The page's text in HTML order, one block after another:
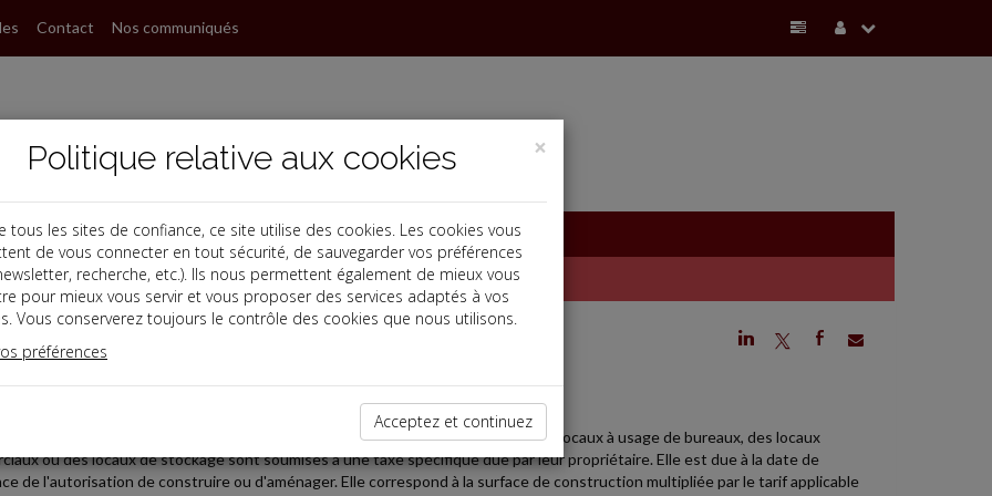
Contact Nos communiqués
j a b
03-06
LA CRÉATION DE CERTAINS LOCAUX EN ILE-DE-FRANCE
de construction, de reconstruction ou d'agrandissement portant sur des locaux à usage de bureaux, des locaux
ou des locaux de stockage sont soumises à une taxe spécifique due par leur propriétaire. Elle est due à la date de
de l'autorisation de construire ou d'aménager. Elle correspond à la surface de construction multipliée par le tarif applicable
×
Politique relative aux cookies
tous les sites de confiance, ce site utilise des cookies. Les cookies vous
de vous connecter en tout sécurité, de sauvegarder vos préférences
recherche, etc.). Ils nous permettent également de mieux vous
pour mieux vous servir et vous proposer des services adaptés à vos
Vous conserverez toujours le contrôle des cookies que nous utilisons.
préférences
Acceptez et continuez